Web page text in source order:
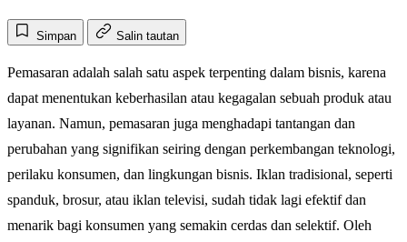
Simpan Salin tautan
Pemasaran adalah salah satu aspek terpenting dalam bisnis, karena
dapat menentukan keberhasilan atau kegagalan sebuah produk atau
layanan. Namun, pemasaran juga menghadapi tantangan dan
perubahan yang signifikan seiring dengan perkembangan teknologi,
perilaku konsumen, dan lingkungan bisnis. Iklan tradisional, seperti
spanduk, brosur, atau iklan televisi, sudah tidak lagi efektif dan
menarik bagi konsumen yang semakin cerdas dan selektif. Oleh